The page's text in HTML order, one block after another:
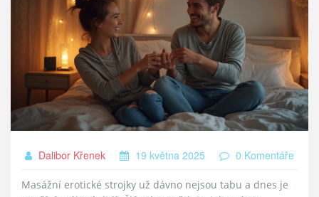
Dalibor Křenek 19 května 2025 0 Komentáře
Masážní erotické strojky už dávno nejsou tabu a dnes je